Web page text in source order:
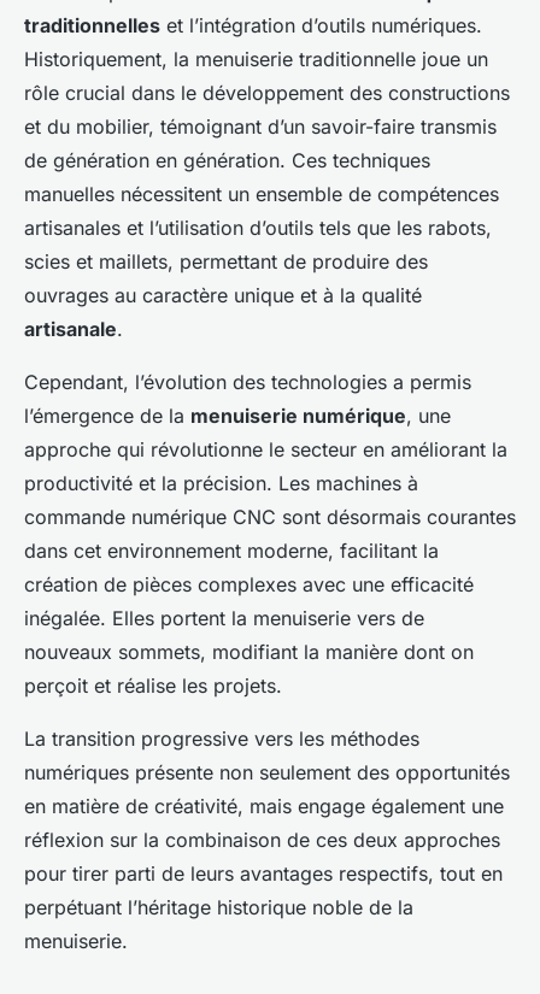
admin • 14 avril 2025 8 min de lecture
traditionnelles et l’intégration d’outils numériques.
Historiquement, la menuiserie traditionnelle joue un
rôle crucial dans le développement des constructions
et du mobilier, témoignant d’un savoir-faire transmis
de génération en génération. Ces techniques
manuelles nécessitent un ensemble de compétences
artisanales et l’utilisation d’outils tels que les rabots,
scies et maillets, permettant de produire des
ouvrages au caractère unique et à la qualité
artisanale.
Cependant, l’évolution des technologies a permis
l’émergence de la menuiserie numérique, une
approche qui révolutionne le secteur en améliorant la
productivité et la précision. Les machines à
commande numérique CNC sont désormais courantes
dans cet environnement moderne, facilitant la
création de pièces complexes avec une efficacité
inégalée. Elles portent la menuiserie vers de
nouveaux sommets, modifiant la manière dont on
perçoit et réalise les projets.
La transition progressive vers les méthodes
numériques présente non seulement des opportunités
en matière de créativité, mais engage également une
réflexion sur la combinaison de ces deux approches
pour tirer parti de leurs avantages respectifs, tout en
perpétuant l’héritage historique noble de la
menuiserie.